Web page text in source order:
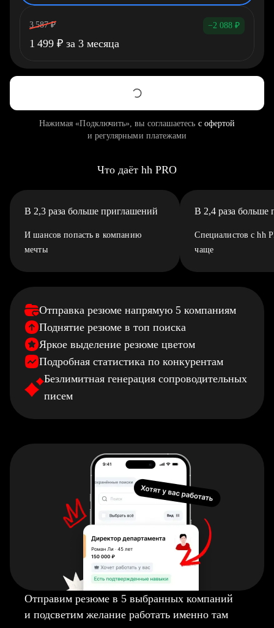
3 587 ₽ −2 088 ₽
1 499 ₽ за 3 месяца
Нажимая «Подключить», вы соглашаетесь с офертой
и регулярными платежами
Что даёт hh PRO
В 2,3 раза больше приглашений
И шансов попасть в компанию
мечты
В 2,4 раза больше
Специалистов с hh
чаще
Отправка резюме напрямую 5 компаниям
Поднятие резюме в топ поиска
Яркое выделение резюме цветом
Подробная статистика по конкурентам
Безлимитная генерация сопроводительных
писем
Отправим резюме в 5 выбранных компаний
и подсветим желание работать именно там